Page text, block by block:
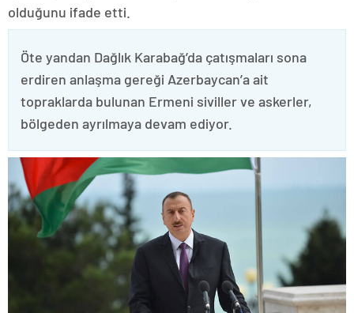
olduğunu ifade etti.
Öte yandan Dağlık Karabağ’da çatışmaları sona
erdiren anlaşma gereği Azerbaycan’a ait
topraklarda bulunan Ermeni siviller ve askerler,
bölgeden ayrılmaya devam ediyor.